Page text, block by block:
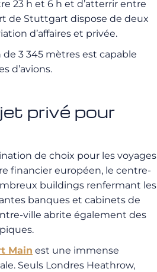
23 h et 6 h et d’atterrir entre
de Stuttgart dispose de deux
d’affaires et privée.
3 345 mètres est capable
d’avions.
privé pour
de choix pour les voyages
financier européen, le centre-
buildings renfermant les
banques et cabinets de
ville abrite également des
Main est une immense
Seuls Londres Heathrow,